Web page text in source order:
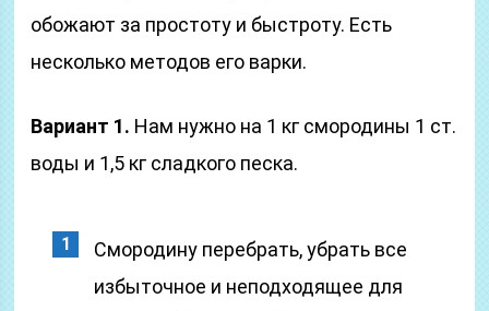
обожают за простоту и быстроту. Есть
несколько методов его варки.
Вариант 1. Нам нужно на 1 кг смородины 1 ст.
воды и 1,5 кг сладкого песка.
Смородину перебрать, убрать все
избыточное и неподходящее для